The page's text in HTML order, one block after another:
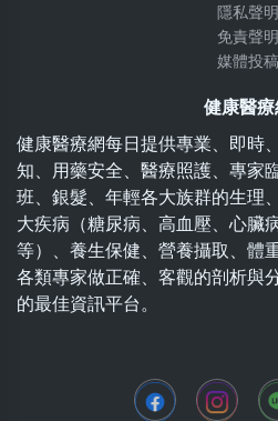
隱私聲明
免責聲明
媒體投稿
健康醫
健康醫療網每日提供專業、即時
知、用藥安全、醫療照護、專家
班、銀髮、年輕各大族群的生理
大疾病（糖尿病、高血壓、心臟
等）、養生保健、營養攝取、體
各類專家做正確、客觀的剖析與
的最佳資訊平台。